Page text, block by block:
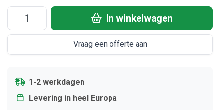
In winkelwagen
Vraag een offerte aan
1-2 werkdagen
Levering in heel Europa